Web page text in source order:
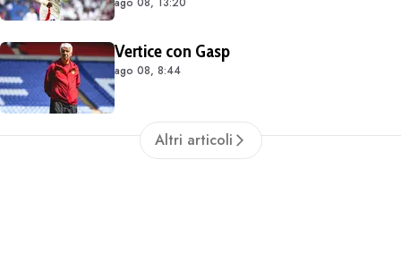
occasioni. Costa 40/45 milioni
Vertice con Gasp
ago 08, 8:44
Altri articoli